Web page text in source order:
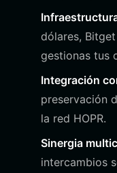
dólares,
gestionas tus
Integración
preservación
la red HOPR.
Sinergia
intercambios